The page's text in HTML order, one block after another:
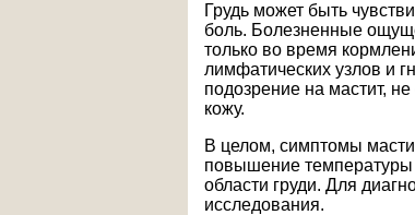
Грудь может быть
боль. Болезненные
только во время
лимфатических узлов и
подозрение на мастит,
кожу.
В целом, симптомы
повышение
области груди. Для
исследования.